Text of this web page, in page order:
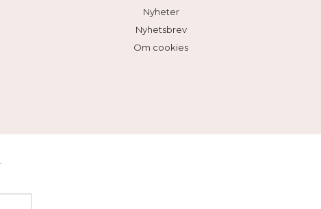
Nyheter
Nyhetsbrev
Om cookies